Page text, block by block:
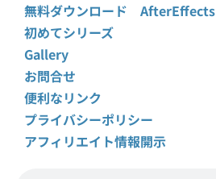
無料ダウンロード AfterEffects
初めてシリーズ
Gallery
お問合せ
便利なリンク
プライバシーポリシー
アフィリエイト情報開示